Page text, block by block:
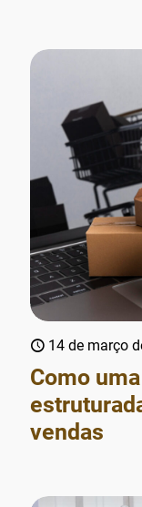
14 de março
Como
vendas